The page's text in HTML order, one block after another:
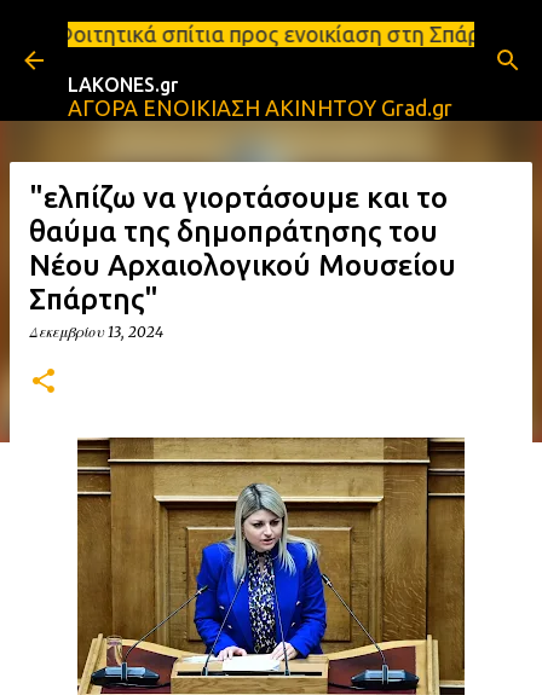
Μετάβαση στο κύριο περιεχόμενο
σπίτια προς ενοικίαση στη Σπάρτη Ενοικιάσεις
LAKONES.gr
ΑΓΟΡΑ ΕΝΟΙΚΙΑΣΗ ΑΚΙΝΗΤΟΥ Grad.gr
"ελπίζω να γιορτάσουμε και το
θαύμα της δημοπράτησης του
Νέου Αρχαιολογικού Μουσείου
Σπάρτης"
Δεκεμβρίου 13, 2024